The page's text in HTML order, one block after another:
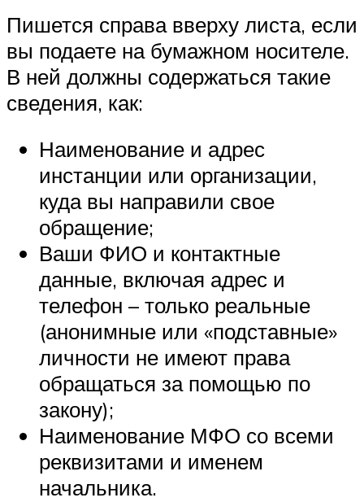
Пишется справа вверху листа, если
вы подаете на бумажном носителе.
В ней должны содержаться такие
сведения, как:
Наименование и адрес
инстанции или организации,
куда вы направили свое
обращение;
Ваши ФИО и контактные
данные, включая адрес и
телефон – только реальные
(анонимные или «подставные»
личности не имеют права
обращаться за помощью по
закону);
Наименование МФО со всеми
реквизитами и именем
начальника.